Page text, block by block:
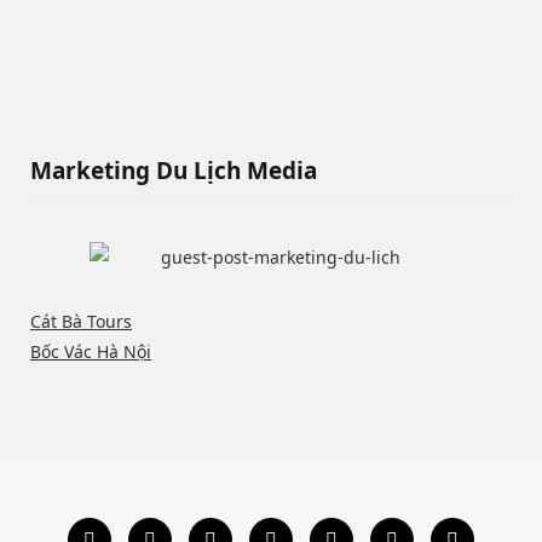
Marketing Du Lịch Media
Cát Bà Tours
Bốc Vác Hà Nội